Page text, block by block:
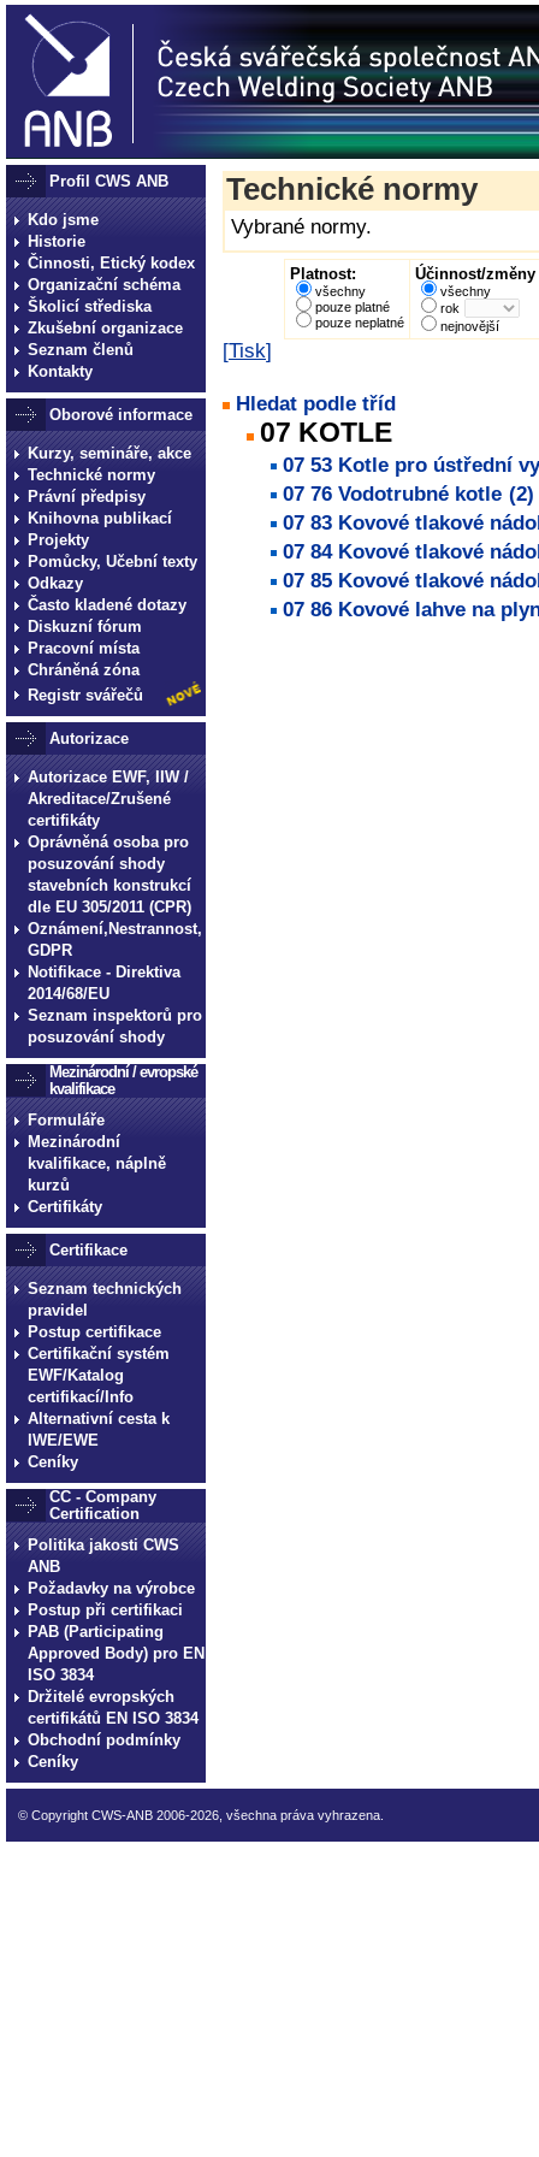
Profil CWS ANB
Kdo jsme
Historie
Činnosti, Etický kodex
Organizační schéma
Školicí střediska
Zkušební organizace
Seznam členů
Kontakty
Oborové informace
Kurzy, semináře, akce
Technické normy
Právní předpisy
Knihovna publikací
Projekty
Pomůcky, Učební texty
Odkazy
Často kladené dotazy
Diskuzní fórum
Pracovní místa
Chráněná zóna
Registr svářečů
Autorizace
Autorizace EWF, IIW /
Akreditace/Zrušené
certifikáty
Oprávněná osoba pro
posuzování shody
stavebních konstrukcí
dle EU 305/2011 (CPR)
Oznámení,Nestrannost,
GDPR
Notifikace - Direktiva
2014/68/EU
Seznam inspektorů pro
posuzování shody
Mezinárodní / evropské
kvalifikace
Formuláře
Mezinárodní
kvalifikace, náplně
kurzů
Certifikáty
Certifikace
Seznam technických
pravidel
Postup certifikace
Certifikační systém
EWF/Katalog
certifikací/Info
Alternativní cesta k
IWE/EWE
Ceníky
CC - Company
Certification
Politika jakosti CWS
ANB
Požadavky na výrobce
Postup při certifikaci
PAB (Participating
Approved Body) pro EN
ISO 3834
Držitelé evropských
certifikátů EN ISO 3834
Obchodní podmínky
Ceníky
Technické normy
Vybrané normy.
Platnost:
všechny
pouze platné
pouze neplatné
Účinnost/změny
všechny
rok
nejnovější
[Tisk]
Hledat podle tříd
07 KOTLE
07 53 Kotle pro ústřední
07 76 Vodotrubné kotle (2)
07 83 Kovové tlakové
07 84 Kovové tlakové
07 85 Kovové tlakové
07 86 Kovové lahve na
© Copyright CWS-ANB 2006-2026, všechna práva vyhrazena.